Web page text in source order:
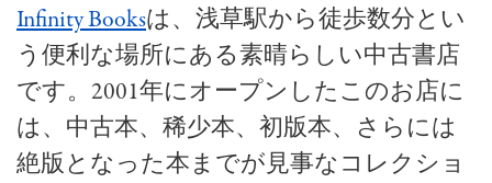
Infinity Booksは、浅草駅から徒歩数分とい
う便利な場所にある素晴らしい中古書店
です。2001年にオープンしたこのお店に
は、中古本、稀少本、初版本、さらには
絶版となった本までが見事なコレクショ